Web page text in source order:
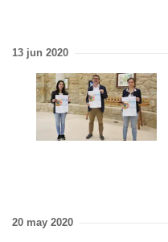
13 jun 2020
20 may 2020